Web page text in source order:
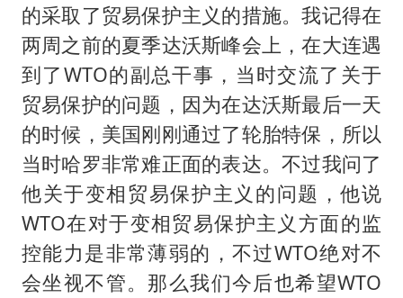
的采取了贸易保护主义的措施。我记得在
两周之前的夏季达沃斯峰会上，在大连遇
到了WTO的副总干事，当时交流了关于
贸易保护的问题，因为在达沃斯最后一天
的时候，美国刚刚通过了轮胎特保，所以
当时哈罗非常难正面的表达。不过我问了
他关于变相贸易保护主义的问题，他说
WTO在对于变相贸易保护主义方面的监
控能力是非常薄弱的，不过WTO绝对不
会坐视不管。那么我们今后也希望WTO